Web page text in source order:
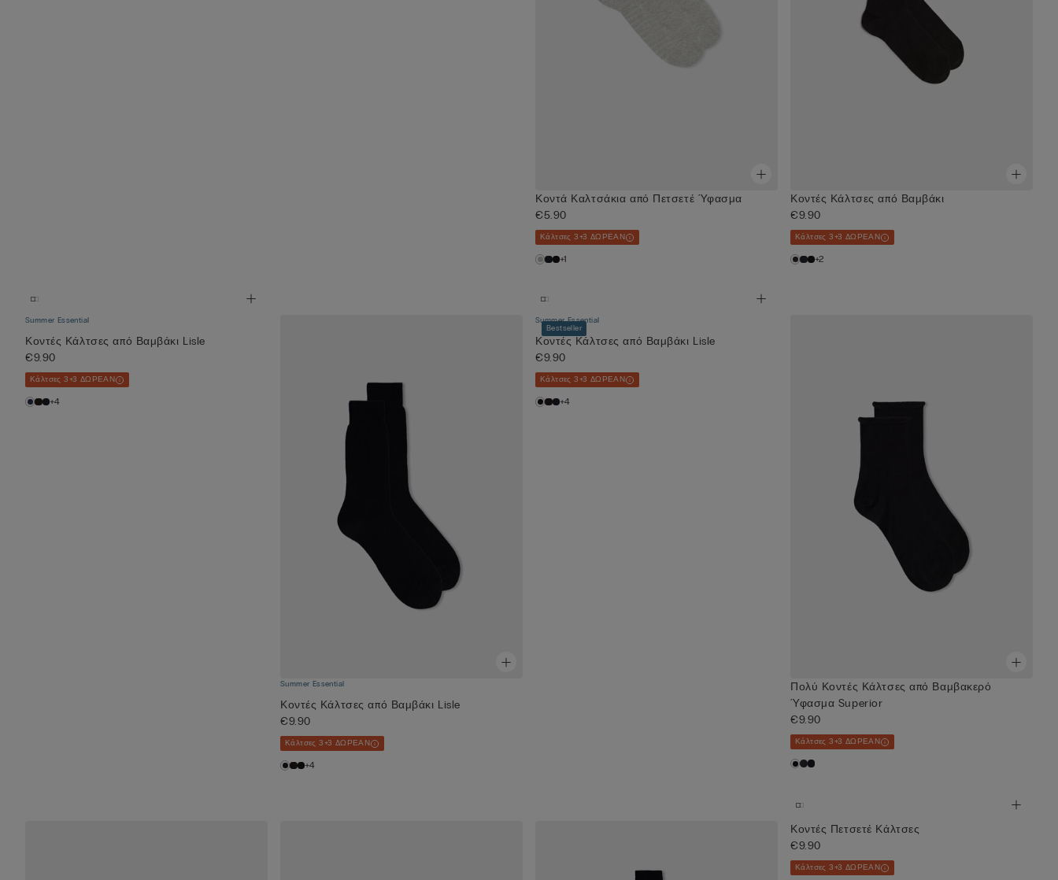
Κοντά Καλτσάκια από Πετσετέ Ύφασμα
€5.90
Κάλτσες 3+3 ΔΩΡΕΑΝ
+1
Κοντές Κάλτσες από Βαμβάκι
€9.90
Κάλτσες 3+3 ΔΩΡΕΑΝ
+2
Summer Essential
Κοντές Κάλτσες από Βαμβάκι Lisle
€9.90
Κάλτσες 3+3 ΔΩΡΕΑΝ
+4
Summer Essential
Κοντές Κάλτσες από Βαμβάκι Lisle
€9.90
Κάλτσες 3+3 ΔΩΡΕΑΝ
+4
Bestseller
Summer Essential
Κοντές Κάλτσες από Βαμβάκι Lisle
€9.90
Κάλτσες 3+3 ΔΩΡΕΑΝ
+4
Πολύ Κοντές Κάλτσες από Βαμβακερό
Ύφασμα Superior
€9.90
Κάλτσες 3+3 ΔΩΡΕΑΝ
Κοντές Πετσετέ Κάλτσες
€9.90
Κάλτσες 3+3 ΔΩΡΕΑΝ